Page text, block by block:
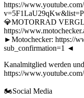
https://
💎MOTORRAD
https://
►Motochecker: https://
sub_confirmation=1 ◄
Kanalmitglied werden
https://
🏍Social Media